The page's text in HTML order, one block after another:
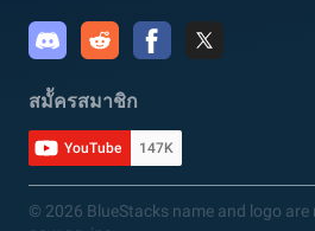
สมััครสมาชิก
YouTube 147K
© 2026 BlueStacks name and logo